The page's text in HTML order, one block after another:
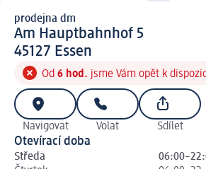
prodejna d m
prodejna dm
Am Hauptbahnhof 5
4 5 1 2 7
45127 Essen
Od 6 hod. jsme Vám opět k
Navigovat Volat Sdílet
Otevírací doba
Středa